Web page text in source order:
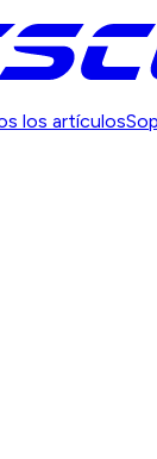
los artículos